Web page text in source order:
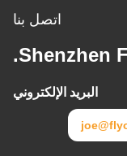
اتصل بنا
Shenzhen
البريد الإلكتروني